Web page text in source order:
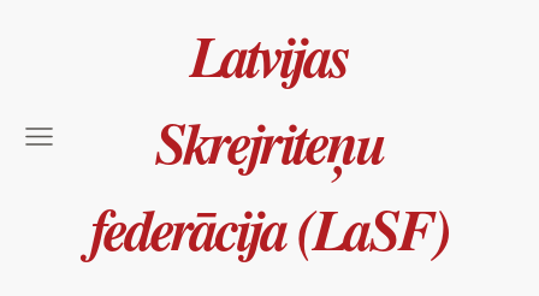
Latvijas
Skrejriteņu
federācija (LaSF)